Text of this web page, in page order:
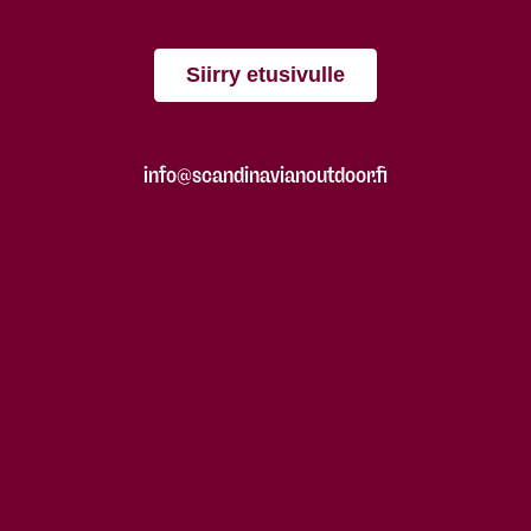
Siirry etusivulle
info@scandinavianoutdoor.fi